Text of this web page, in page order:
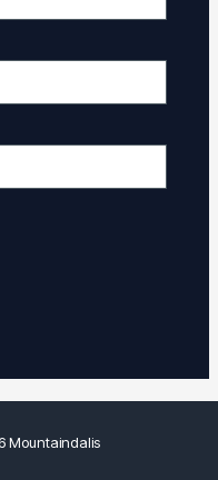
Mountaindalis